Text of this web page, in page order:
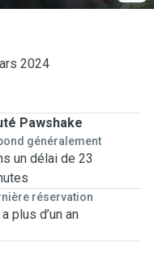
2024
Pawshake
généralement
un délai de 23
réservation
plus d’un an